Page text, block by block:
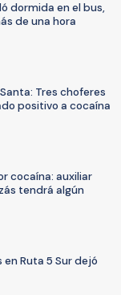
dormida en el bus,
de una hora
Tres choferes
positivo a cocaína
cocaína: auxiliar
tendrá algún
Ruta 5 Sur dejó